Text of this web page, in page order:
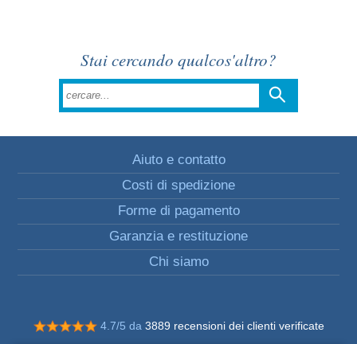
Stai cercando qualcos'altro?
Aiuto e contatto
Costi di spedizione
Forme di pagamento
Garanzia e restituzione
Chi siamo
4.7/5 da 3889 recensioni dei clienti verificate